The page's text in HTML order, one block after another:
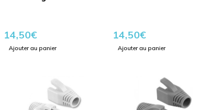
14,50€
Ajouter au panier
14,50€
Ajouter au panier